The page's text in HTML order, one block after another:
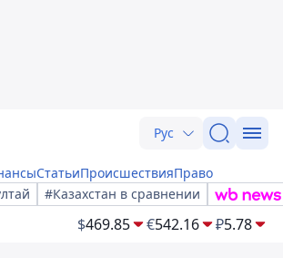
Рус
СтатьиПроисшествияПраво
#Казахстан в сравнении
$469.85 €542.16 ₽5.78